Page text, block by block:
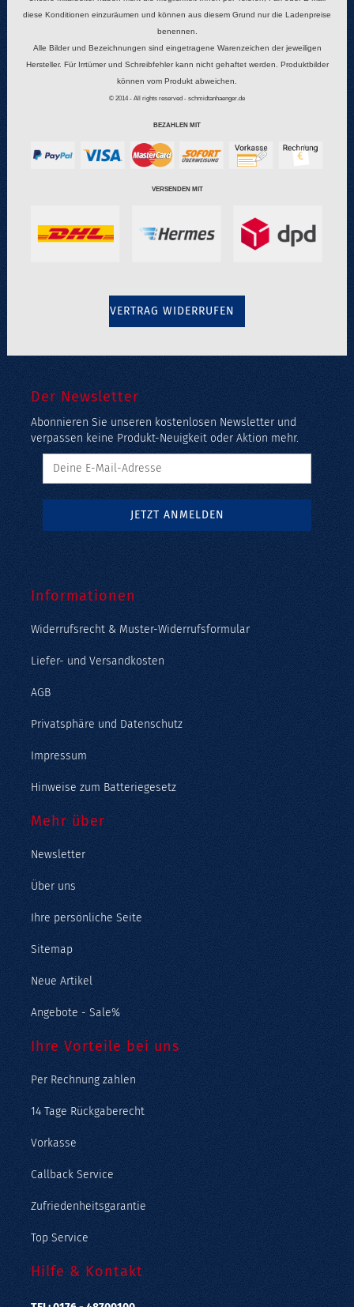
diese Konditionen einzuräumen und können aus diesem Grund nur die Ladenpreise
benennen.
Alle Bilder und Bezeichnungen sind eingetragene Warenzeichen der jeweiligen
Hersteller. Für Irrtümer und Schreibfehler kann nicht gehaftet werden. Produktbilder
können vom Produkt abweichen.
© 2014 - All rights reserved - schmidtanhaenger.de
BEZAHLEN MIT
VERSENDEN MIT
VERTRAG WIDERRUFEN
Der Newsletter
Abonnieren Sie unseren kostenlosen Newsletter und
verpassen keine Produkt-Neuigkeit oder Aktion mehr.
Informationen
Widerrufsrecht & Muster-Widerrufsformular
Liefer- und Versandkosten
AGB
Privatsphäre und Datenschutz
Impressum
Hinweise zum Batteriegesetz
Mehr über
Newsletter
Über uns
Ihre persönliche Seite
Sitemap
Neue Artikel
Angebote - Sale%
Ihre Vorteile bei uns
Per Rechnung zahlen
14 Tage Rückgaberecht
Vorkasse
Callback Service
Zufriedenheitsgarantie
Top Service
Hilfe & Kontakt